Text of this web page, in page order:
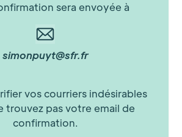
sera envoyée à
simonpuyt@sfr.fr
vos courriers indésirables
trouvez pas votre email de
confirmation.